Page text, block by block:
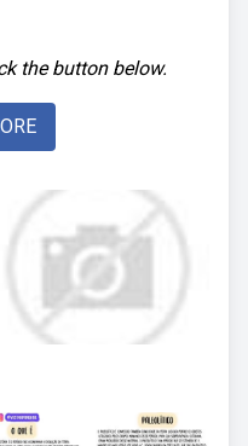
the button below.